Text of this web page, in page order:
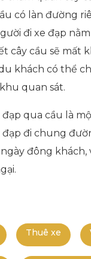
có làn đường
đi xe đạp
cây cầu sẽ mất
khách có thể
quan sát.
đạp qua cầu là
đạp đi chung
đông khách,
Thuê xe